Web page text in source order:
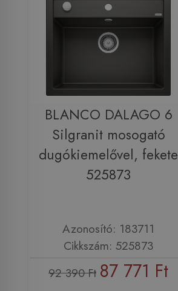
BLANCO DALAGO 6
Silgranit mosogató
dugókiemelővel, fekete
525873
Azonosító: 183711
Cikkszám: 525873
92 390 Ft 87 771 Ft